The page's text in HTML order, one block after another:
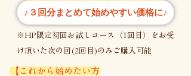
レギュラーコースでは味わえない相乗効果を
是非お試しください。
♪３回分まとめて始めやすい価格に♪
​※HP限定初回お試しコース（1回目）をお受
け頂いた次の回(2回目)のみご購入可能
【これから始めたい方